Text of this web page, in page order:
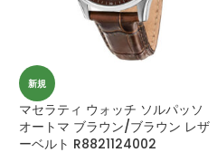
新規
マセラティ ウォッチ ソルパッソ
オートマ ブラウン/ブラウン レザ
ーベルト R8821124002